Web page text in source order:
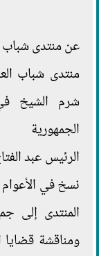
عن منتدى شباب
منتدى شباب
شرم الشيخ
الجمهورية
الرئيس عبد
المنتدى إلى
ومناقشة قضايا